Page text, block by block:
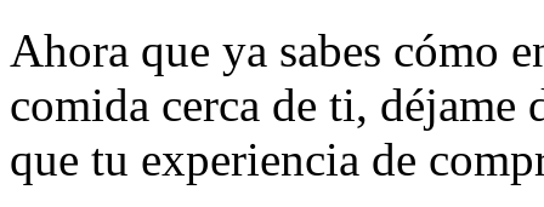
Ahora que ya sabes cómo
comida cerca de ti, déjame
que tu experiencia de